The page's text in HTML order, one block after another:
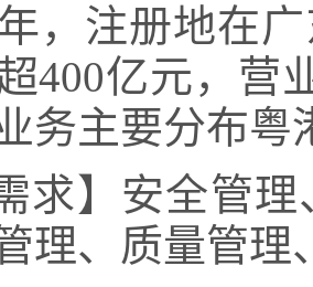
，注册地在
400亿元，营
务主要分布
求】安全管
理、质量管理